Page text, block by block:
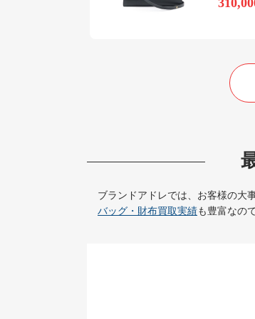
ブランドアドレでは、お客様の大
バッグ・財布買取実績も豊富なの